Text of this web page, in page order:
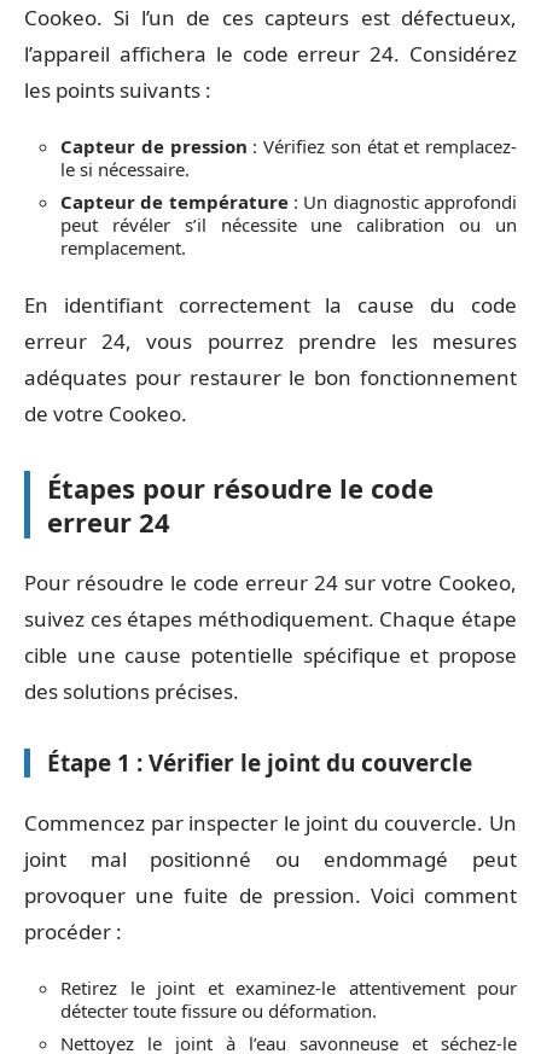
Cookeo. Si l’un de ces capteurs est défectueux,
l’appareil affichera le code erreur 24. Considérez
les points suivants :
Capteur de pression : Vérifiez son état et remplacez-
le si nécessaire.
Capteur de température: Un diagnostic approfondi
peut révéler s’il nécessite une calibration ou un
remplacement.
En identifiant correctement la cause du code
erreur 24, vous pourrez prendre les mesures
adéquates pour restaurer le bon fonctionnement
de votre Cookeo.
Étapes pour résoudre le code
erreur 24
Pour résoudre le code erreur 24 sur votre Cookeo,
suivez ces étapes méthodiquement. Chaque étape
cible une cause potentielle spécifique et propose
des solutions précises.
Étape 1 : Vérifier le joint du couvercle
Commencez par inspecter le joint du couvercle. Un
joint mal positionné ou endommagé peut
provoquer une fuite de pression. Voici comment
procéder :
Retirez le joint et examinez-le attentivement pour
détecter toute fissure ou déformation.
Nettoyez le joint à l’eau savonneuse et séchez-le